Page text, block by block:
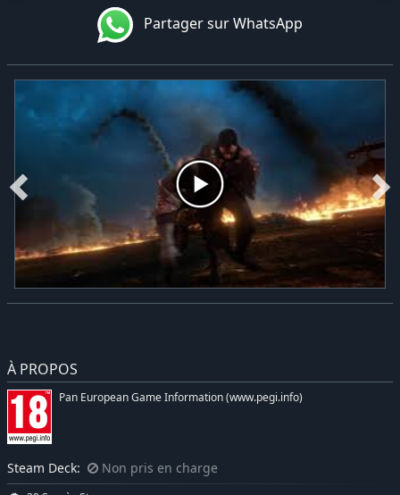
Partager sur WhatsApp
À PROPOS
Pan European Game Information (www.pegi.info)
Steam Deck: Non pris en charge